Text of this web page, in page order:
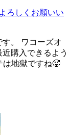
ろしくお願いい
。 ワコーズオ
購入できるよう
は地獄ですね🥵